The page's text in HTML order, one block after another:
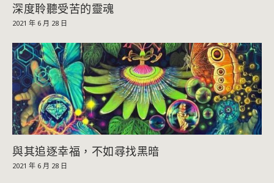
深度聆聽受苦的靈魂
2021 年 6 月 28 日
與其追逐幸福，不如尋找黑暗
2021 年 6 月 28 日